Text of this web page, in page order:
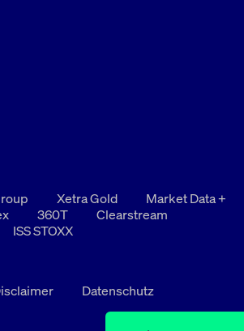
Xetra Gold
Market Data +
360T
Clearstream
ISS STOXX
Datenschutz